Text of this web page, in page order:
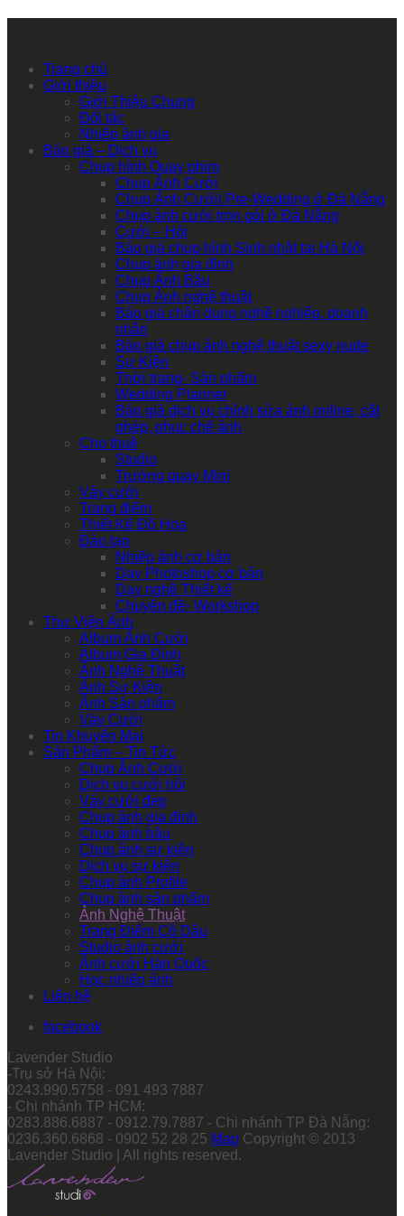
Trang chủ
Giới thiệu
Giới Thiệu Chung
Đối tác
Nhiếp ảnh gia
Báo giá – Dịch vụ
Chụp hình Quay phim
Chụp Ảnh Cưới
Chụp Ảnh Cưới| Pre-Wedding ở Đà Nẵng
Chụp ảnh cưới trọn gói ở Đà Nẵng
Cưới – Hỏi
Báo giá chụp hình Sinh nhật tại Hà Nội
Chụp ảnh gia đình
Chụp Ảnh Bầu
Chụp Ảnh nghệ thuật
Báo giá chân dung nghề nghiệp, doanh
nhân
Báo giá chụp ảnh nghệ thuật sexy nude
Sự Kiện
Thời trang- Sản phẩm
Wedding Planner
Báo giá dịch vụ chỉnh sửa ảnh online, cắt
ghép, phục chế ảnh
Cho thuê
Studio
Trường quay Mini
Váy cưới
Trang điểm
Thiết Kế Đồ Họa
Đào tạo
Nhiếp ảnh cơ bản
Dạy Photoshop cơ bản
Dạy nghề Thiết kế
Chuyên đề- Workshop
Thư Viện Ảnh
Album Ảnh Cưới
Album Gia Đình
Ảnh Nghệ Thuật
Ảnh Sự Kiện
Ảnh Sản phẩm
Váy Cưới
Tin Khuyến Mại
Sản Phẩm – Tin Tức
Chụp Ảnh Cưới
Dịch vụ cưới hỏi
Váy cưới đẹp
Chụp ảnh gia đình
Chụp ảnh bầu
Chụp ảnh sự kiện
Dịch vụ sự kiện
Chụp ảnh Profile
Chụp ảnh sản phẩm
Ảnh Nghệ Thuật
Trang Điểm Cô Dâu
Studio ảnh cưới
Ảnh cưới Hàn Quốc
Học nhiếp ảnh
Liên hệ
facebook
Lavender Studio
-Trụ sở Hà Nội:
0243.990.5758 - 091 493 7887
- Chi nhánh TP HCM:
0283.886.6887 - 0912.79.7887 - Chi nhánh TP Đà Nẵng:
0236.360.6868 - 0902 52 28 25 Map Copyright © 2013
Lavender Studio | All rights reserved.